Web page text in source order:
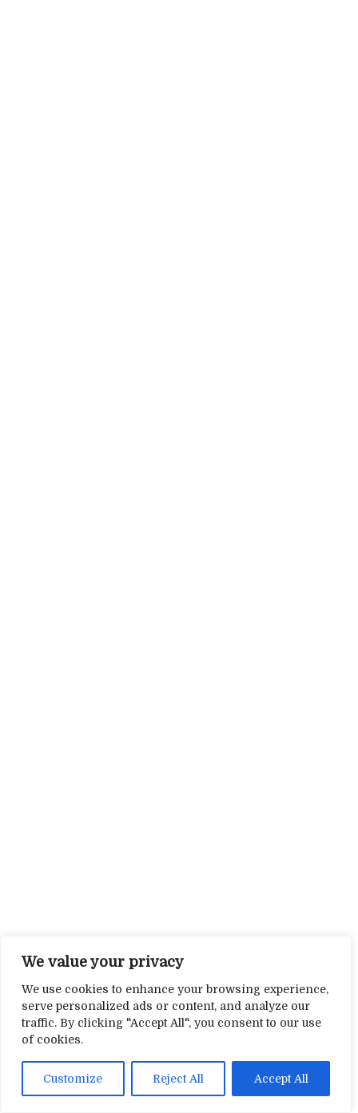
We value your privacy
We use cookies to enhance your browsing experience,
serve personalized ads or content, and analyze our
traffic. By clicking "Accept All", you consent to our use
of cookies.
Customize Reject All Accept All